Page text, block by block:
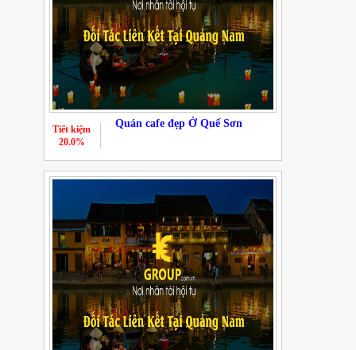
Quán cafe đẹp Ở Quế Sơn
Tiết kiệm
20.0%